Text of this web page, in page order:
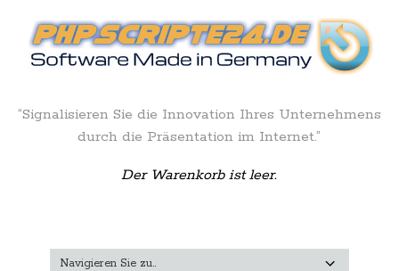
“Signalisieren Sie die Innovation Ihres Unternehmens
durch die Präsentation im Internet.”
Der Warenkorb ist leer.